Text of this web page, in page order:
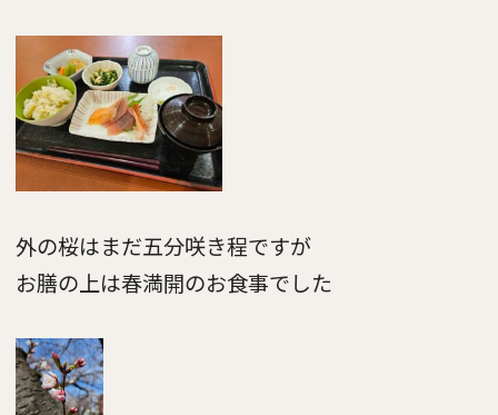
外の桜はまだ五分咲き程ですが
お膳の上は春満開のお食事でした